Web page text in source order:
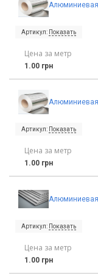
Артикул: Показать
Цена за метр
1.00 грн
Артикул: Показать
Цена за метр
1.00 грн
Алюминиевая
Артикул: Показать
Цена за метр
1.00 грн